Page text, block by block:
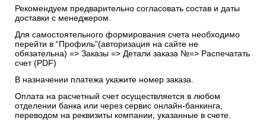
Рекомендуем предварительно согласовать состав и даты
доставки с менеджером.
Для самостоятельного формирования счета необходимо
перейти в “Профиль”(авторизация на сайте не
обязательна) => Заказы => Детали заказа №=> Распечатать
счет (PDF)
В назначении платежа укажите номер заказа.
Оплата на расчетный счет осуществляется в любом
отделении банка или через сервис онлайн-банкинга,
переводом на реквизиты компании, указанные в счете.